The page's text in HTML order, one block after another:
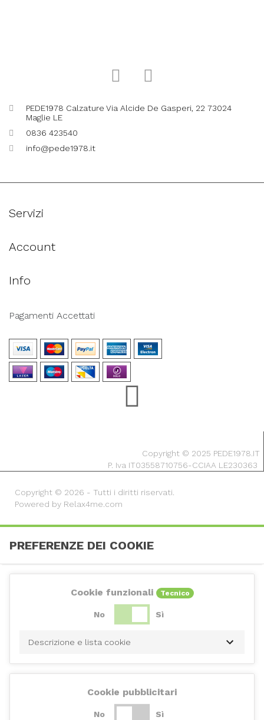
PEDE1978 Calzature Via Alcide De Gasperi, 22 73024
Maglie LE
0836 423540
info@pede1978.it
Servizi
Account
Info
Pagamenti Accettati
Copyright © 2025 PEDE1978.IT
P. Iva IT03558710756-CCIAA LE230363
Copyright © 2026 - Tutti i diritti riservati.
Powered by Relax4me.com
PREFERENZE DEI COOKIE
Cookie funzionali Tecnico
No Sì
Descrizione e lista cookie
Cookie pubblicitari
No Sì